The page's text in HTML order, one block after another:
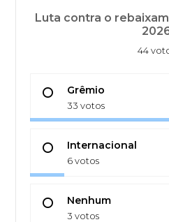
Luta contra o
44
Grêmio
33 votos
Internacional
6 votos
Nenhum
3 votos